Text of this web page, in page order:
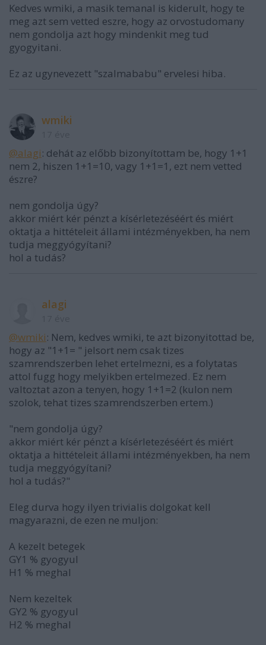
Kedves wmiki, a masik temanal is kiderult, hogy te
meg azt sem vetted eszre, hogy az orvostudomany
nem gondolja azt hogy mindenkit meg tud
gyogyitani.
Ez az ugynevezett "szalmababu" ervelesi hiba.
wmiki
@alagi: dehát az előbb bizonyítottam be, hogy 1+1
nem 2, hiszen 1+1=10, vagy 1+1=1, ezt nem vetted
észre?
nem gondolja úgy?
akkor miért kér pénzt a kísérletezéséért és miért
oktatja a hittételeit állami intézményekben, ha nem
tudja meggyógyítani?
hol a tudás?
alagi
@wmiki: Nem, kedves wmiki, te azt bizonyitottad be,
hogy az "1+1= " jelsort nem csak tizes
szamrendszerben lehet ertelmezni, es a folytatas
attol fugg hogy melyikben ertelmezed. Ez nem
valtoztat azon a tenyen, hogy 1+1=2 (kulon nem
szolok, tehat tizes szamrendszerben ertem.)
"nem gondolja úgy?
akkor miért kér pénzt a kísérletezéséért és miért
oktatja a hittételeit állami intézményekben, ha nem
tudja meggyógyítani?
hol a tudás?"
Eleg durva hogy ilyen trivialis dolgokat kell
magyarazni, de ezen ne muljon:
A kezelt betegek
GY1 % gyogyul
H1 % meghal
Nem kezeltek
GY2 % gyogyul
H2 % meghal